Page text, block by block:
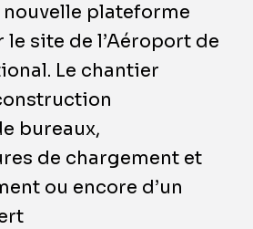
plateforme
site de l’Aéroport de
Le chantier
bureaux,
de chargement et
ou encore d’un